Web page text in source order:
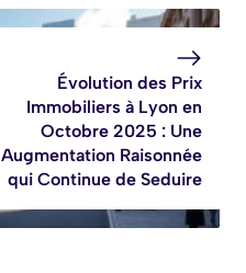
Évolution des Prix
Immobiliers à Lyon en
Octobre 2025 : Une
Augmentation Raisonnée
qui Continue de Seduire